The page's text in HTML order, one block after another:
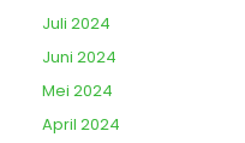
Juli 2024
Juni 2024
Mei 2024
April 2024